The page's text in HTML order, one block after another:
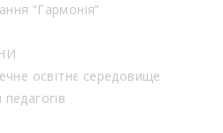
“Гармонія”
освітнє середовище